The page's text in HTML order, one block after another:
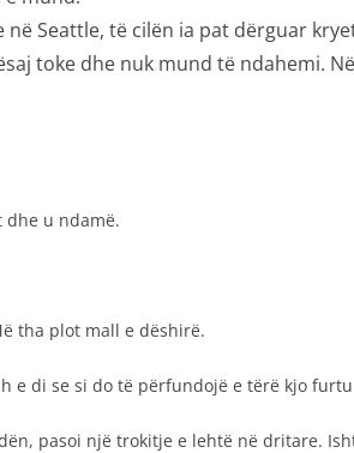
Seattle, të cilën ia pat dërguar
toke dhe nuk mund të ndahemi.
u ndamë.
tha plot mall e dëshirë.
e di se si do të përfundojë e tërë kjo
pasoi një trokitje e lehtë në dritare.